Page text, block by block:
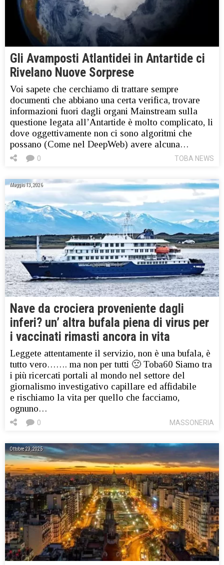
Gli Avamposti Atlantidei in Antartide ci
Rivelano Nuove Sorprese
Voi sapete che cerchiamo di trattare sempre
documenti che abbiano una certa verifica, trovare
informazioni fuori dagli organi Mainstream sulla
questione legata all’Antartide è molto complicato, li
dove oggettivamente non ci sono algoritmi che
possano (Come nel DeepWeb) avere alcuna…
TOBA NEWS
0
Maggio 13, 2026
Nave da crociera proveniente dagli
inferi? un’ altra bufala piena di virus per
i vaccinati rimasti ancora in vita
Leggete attentamente il servizio, non è una bufala, è
tutto vero……. ma non per tutti 🙁 Toba60 Siamo tra
i più ricercati portali al mondo nel settore del
giornalismo investigativo capillare ed affidabile
e rischiamo la vita per quello che facciamo,
ognuno…
MASSONERIA
0
Ottobre 23, 2025